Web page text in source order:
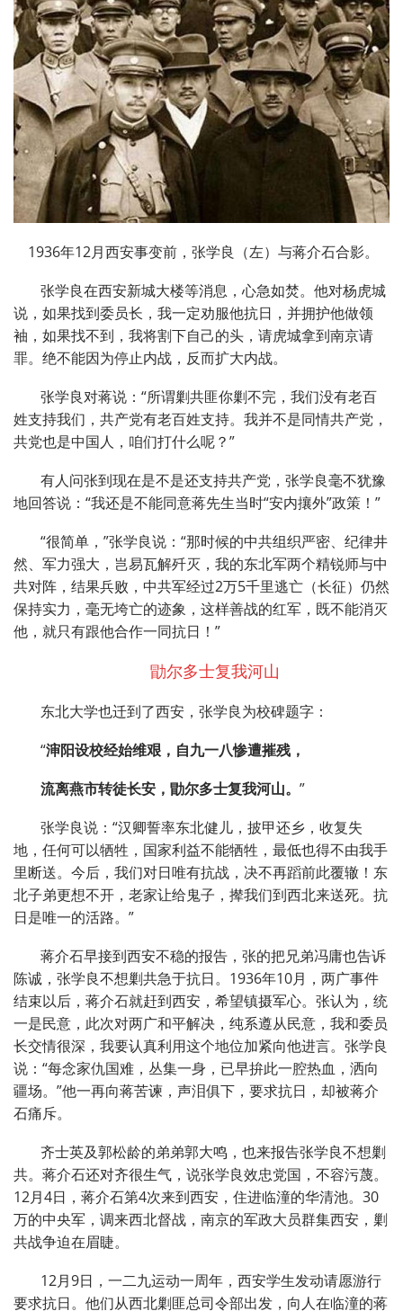
1936年12月西安事变前，张学良（左）与蒋介石合影。
张学良在西安新城大楼等消息，心急如焚。他对杨虎城
说，如果找到委员长，我一定劝服他抗日，并拥护他做领
袖，如果找不到，我将割下自己的头，请虎城拿到南京请
罪。绝不能因为停止内战，反而扩大内战。
张学良对蒋说：“所谓剿共匪你剿不完，我们没有老百
姓支持我们，共产党有老百姓支持。我并不是同情共产党，
共党也是中国人，咱们打什么呢？”
有人问张到现在是不是还支持共产党，张学良毫不犹豫
地回答说：“我还是不能同意蒋先生当时“安内攘外”政策！”
“很简单，”张学良说：“那时候的中共组织严密、纪律井
然、军力强大，岂易瓦解歼灭，我的东北军两个精锐师与中
共对阵，结果兵败，中共军经过2万5千里逃亡（长征）仍然
保持实力，毫无垮亡的迹象，这样善战的红军，既不能消灭
他，就只有跟他合作一同抗日！”
勖尔多士复我河山
东北大学也迁到了西安，张学良为校碑题字：
“渖阳设校经始维艰，自九一八惨遭摧残，
流离燕市转徒长安，勖尔多士复我河山。 ”
张学良说：“汉卿誓率东北健儿，披甲还乡，收复失
地，任何可以牺牲，国家利益不能牺牲，最低也得不由我手
里断送。今后，我们对日唯有抗战，决不再蹈前此覆辙！东
北子弟更想不开，老家让给鬼子，撵我们到西北来送死。抗
日是唯一的活路。”
蒋介石早接到西安不稳的报告，张的把兄弟冯庸也告诉
陈诚，张学良不想剿共急于抗日。1936年10月，两广事件
结束以后，蒋介石就赶到西安，希望镇摄军心。张认为，统
一是民意，此次对两广和平解决，纯系遵从民意，我和委员
长交情很深，我要认真利用这个地位加紧向他进言。张学良
说：“每念家仇国难，丛集一身，已早拚此一腔热血，洒向
疆场。”他一再向蒋苦谏，声泪俱下，要求抗日，却被蒋介
石痛斥。
齐士英及郭松龄的弟弟郭大鸣，也来报告张学良不想剿
共。蒋介石还对齐很生气，说张学良效忠党国，不容污蔑。
12月4日，蒋介石第4次来到西安，住进临潼的华清池。30
万的中央军，调来西北督战，南京的军政大员群集西安，剿
共战争迫在眉睫。
12月9日，一二九运动一周年，西安学生发动请愿游行
要求抗日。他们从西北剿匪总司令部出发，向人在临潼的蒋